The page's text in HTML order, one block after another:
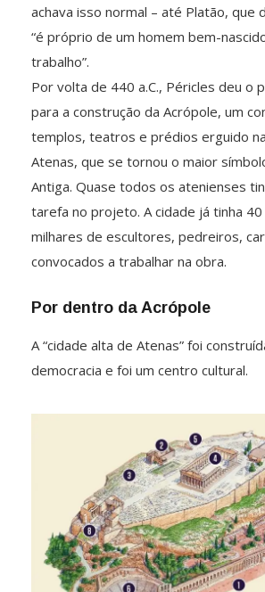
achava isso normal – até Platão, que
“é próprio de um homem bem-
trabalho”.
Por volta de 440 a.C., Péricles deu o
para a construção da Acrópole, um
templos, teatros e prédios erguido
Atenas, que se tornou o maior
Antiga. Quase todos os atenienses
tarefa no projeto. A cidade já tinha
milhares de escultores, pedreiros,
convocados a trabalhar na obra.
Por dentro da Acrópole
A “cidade alta de Atenas” foi
democracia e foi um centro cultural.